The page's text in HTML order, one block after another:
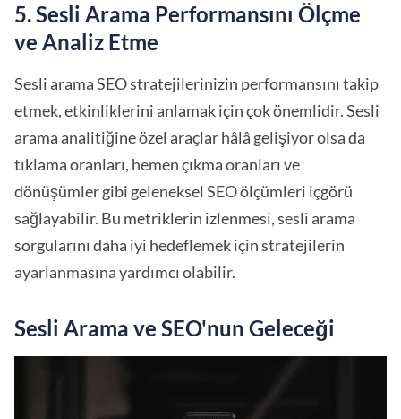
5. Sesli Arama Performansını Ölçme
ve Analiz Etme
Sesli arama SEO stratejilerinizin performansını takip
etmek, etkinliklerini anlamak için çok önemlidir. Sesli
arama analitiğine özel araçlar hâlâ gelişiyor olsa da
tıklama oranları, hemen çıkma oranları ve
dönüşümler gibi geleneksel SEO ölçümleri içgörü
sağlayabilir. Bu metriklerin izlenmesi, sesli arama
sorgularını daha iyi hedeflemek için stratejilerin
ayarlanmasına yardımcı olabilir.
Sesli Arama ve SEO'nun Geleceği